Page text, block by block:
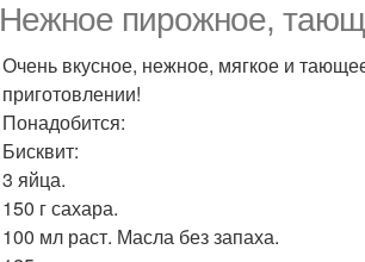
Нежное пирожное,
Очень вкусное, нежное, мягкое и
приготовлении!
Понадобится:
Бисквит:
3 яйца.
150 г сахара.
100 мл раст. Масла без запаха.